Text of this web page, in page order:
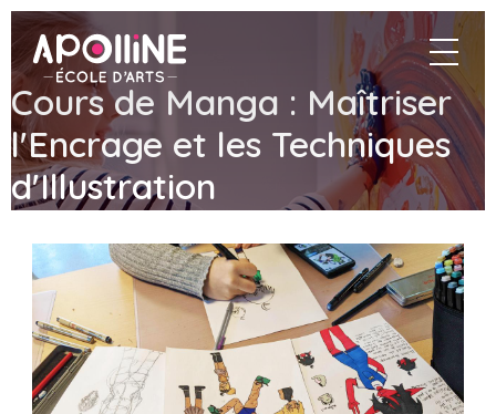
Apolline
–
École
d'arts
Cours de Manga : Maîtriser
l'Encrage et les Techniques
d'Illustration